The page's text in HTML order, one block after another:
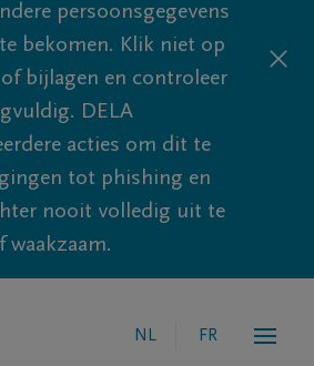
persoonsgegevens
bekomen. Klik niet op
bijlagen en controleer
DELA
acties om dit te
tot phishing en
nooit volledig uit te
NL FR